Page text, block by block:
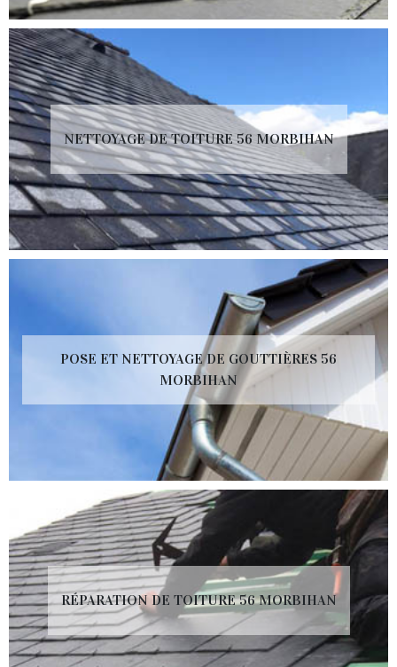
NETTOYAGE DE TOITURE 56 MORBIHAN
POSE ET NETTOYAGE DE GOUTTIÈRES 56
MORBIHAN
RÉPARATION DE TOITURE 56 MORBIHAN